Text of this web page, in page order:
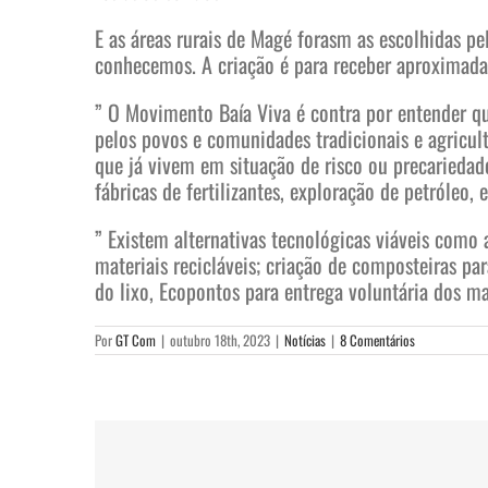
E as áreas rurais de Magé forasm as escolhidas
conhecemos. A criação é para receber
” O Movimento Baía Viva é contra por entender
pelos povos e comunidades tradicionais e
que já vivem em situação de risco ou
fábricas de fertilizantes, exploração de
” Existem alternativas tecnológicas viáveis
materiais recicláveis; criação de composteiras
do lixo, Ecopontos para entrega voluntária dos
PorGT Com | outubro 18th, 2023 | Notícias | 8 Comentários